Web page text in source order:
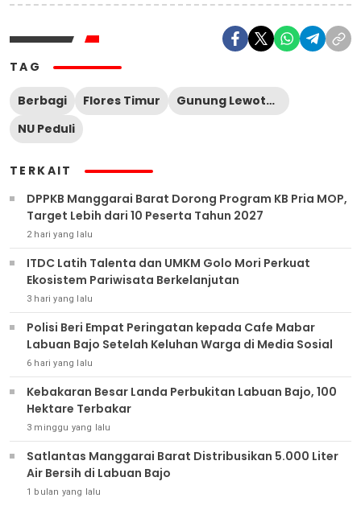
TAG
Berbagi Flores Timur
Gunung Lewotobi
NU Peduli
TERKAIT
DPPKB Manggarai Barat Dorong Program KB Pria MOP,
Target Lebih dari 10 Peserta Tahun 2027
2 hari yang lalu
ITDC Latih Talenta dan UMKM Golo Mori Perkuat
Ekosistem Pariwisata Berkelanjutan
3 hari yang lalu
Polisi Beri Empat Peringatan kepada Cafe Mabar
Labuan Bajo Setelah Keluhan Warga di Media Sosial
6 hari yang lalu
Kebakaran Besar Landa Perbukitan Labuan Bajo, 100
Hektare Terbakar
3 minggu yang lalu
Satlantas Manggarai Barat Distribusikan 5.000 Liter
Air Bersih di Labuan Bajo
1 bulan yang lalu